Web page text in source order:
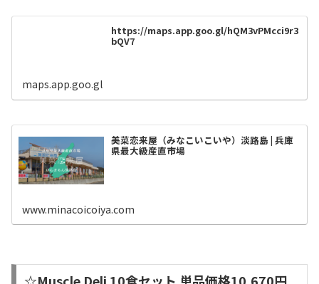
https://maps.app.goo.gl/hQM3vPMcci9r3
bQV7
maps.app.goo.gl
美菜恋来屋（みなこいこいや）淡路島 | 兵庫
県最大級産直市場
www.minacoicoiya.com